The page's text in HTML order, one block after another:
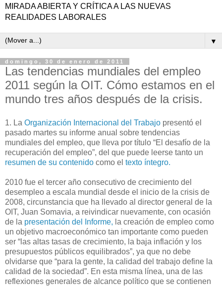
MIRADA ABIERTA Y CRÍTICA A LAS NUEVAS
REALIDADES LABORALES
▼
domingo, 30 de enero de 2011
Las tendencias mundiales del empleo
2011 según la OIT. Cómo estamos en el
mundo tres años después de la crisis.
1. La Organización Internacional del Trabajo presentó el
pasado martes su informe anual sobre tendencias
mundiales del empleo, que lleva por título “El desafío de la
recuperación del empleo”, del que puede leerse tanto un
resumen de su contenido como el texto íntegro.
2010 fue el tercer año consecutivo de crecimiento del
desempleo a escala mundial desde el inicio de la crisis de
2008, circunstancia que ha llevado al director general de la
OIT, Juan Somavia, a reivindicar nuevamente, con ocasión
de la presentación del Informe, la creación de empleo como
un objetivo macroeconómico tan importante como pueden
ser “las altas tasas de crecimiento, la baja inflación y los
presupuestos públicos equilibrados”, ya que no debe
olvidarse que “para la gente, la calidad del trabajo define la
calidad de la sociedad”. En esta misma línea, una de las
reflexiones generales de alcance político que se contienen